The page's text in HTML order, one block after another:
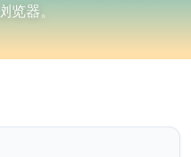
览器。